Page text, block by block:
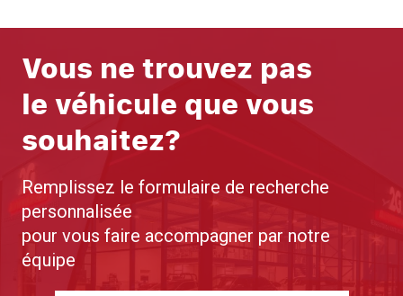
Vous ne trouvez pas
le véhicule que vous
souhaitez?
Remplissez le formulaire de recherche
personnalisée
pour vous faire accompagner par notre
équipe